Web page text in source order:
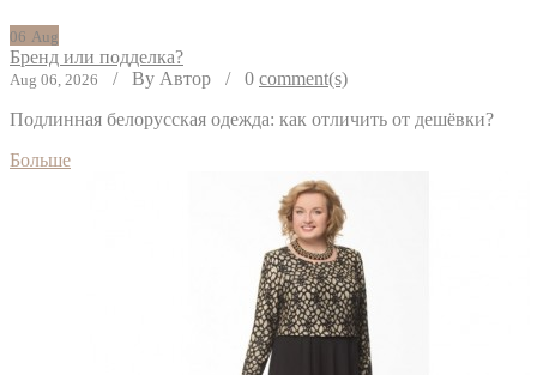
06 Aug
Бренд или подделка?
Aug 06, 2026 / By Автор / 0 comment(s)
Подлинная белорусская одежда: как отличить от дешёвки?
Больше